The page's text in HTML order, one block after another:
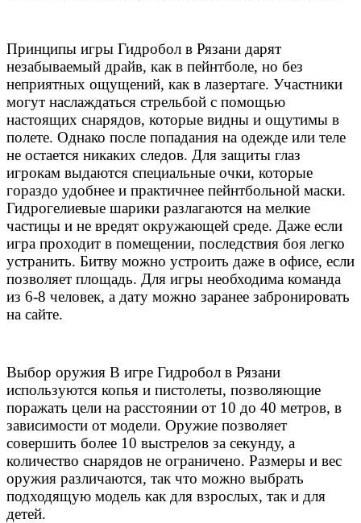
Принципы игры Гидробол в Рязани дарят
незабываемый драйв, как в пейнтболе, но без
неприятных ощущений, как в лазертаге. Участники
могут наслаждаться стрельбой с помощью
настоящих снарядов, которые видны и ощутимы в
полете. Однако после попадания на одежде или теле
не остается никаких следов. Для защиты глаз
игрокам выдаются специальные очки, которые
гораздо удобнее и практичнее пейнтбольной маски.
Гидрогелиевые шарики разлагаются на мелкие
частицы и не вредят окружающей среде. Даже если
игра проходит в помещении, последствия боя легко
устранить. Битву можно устроить даже в офисе, если
позволяет площадь. Для игры необходима команда
из 6-8 человек, а дату можно заранее забронировать
на сайте.
Выбор оружия В игре Гидробол в Рязани
используются копья и пистолеты, позволяющие
поражать цели на расстоянии от 10 до 40 метров, в
зависимости от модели. Оружие позволяет
совершить более 10 выстрелов за секунду, а
количество снарядов не ограничено. Размеры и вес
оружия различаются, так что можно выбрать
подходящую модель как для взрослых, так и для
детей.